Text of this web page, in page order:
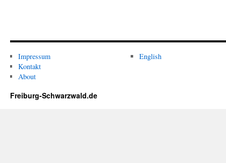
Impressum
Kontakt
About
English
Freiburg-Schwarzwald.de